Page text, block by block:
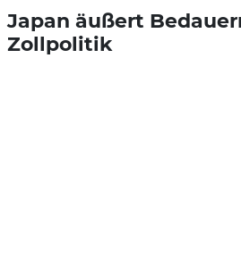
Japan äußert
Zollpolitik